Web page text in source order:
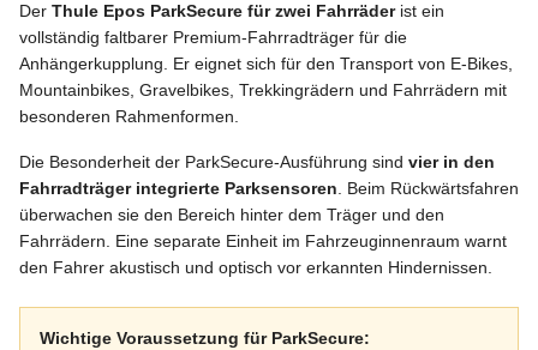
Der Thule Epos ParkSecure für zwei Fahrräderist ein
vollständig faltbarer Premium-Fahrradträger für die
Anhängerkupplung. Er eignet sich für den Transport von E-Bikes,
Mountainbikes, Gravelbikes, Trekkingrädern und Fahrrädern mit
besonderen Rahmenformen.
Die Besonderheit der ParkSecure-Ausführung sind vier in den
Fahrradträger integrierte Parksensoren . Beim Rückwärtsfahren
überwachen sie den Bereich hinter dem Träger und den
Fahrrädern. Eine separate Einheit im Fahrzeuginnenraum warnt
den Fahrer akustisch und optisch vor erkannten Hindernissen.
Wichtige Voraussetzung für ParkSecure: